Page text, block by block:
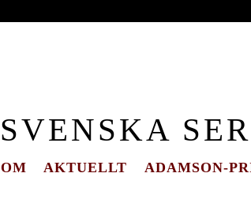
SVENSKA
OM AKTUELLT ADAMSON-